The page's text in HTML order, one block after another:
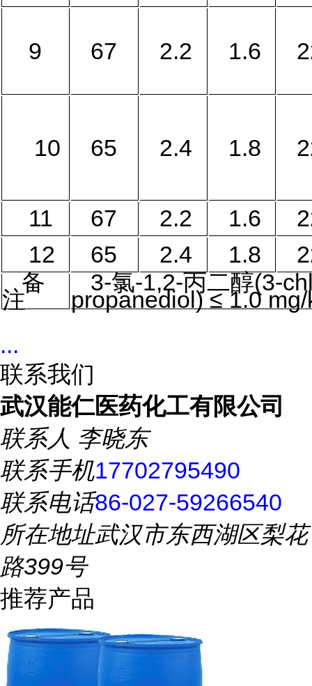
9 67 2.2 1.6
10 65 2.4 1.8
11 67 2.2 1.6
12
65 2.4 1.8
备
注
3-氯-1,2-丙二醇(3-
propanediol)≤1.0
...
联系我们
武汉能仁医药化工有限公司
联系人 李晓东
联系手机17702795490
联系电话86-027-59266540
所在地址武汉市东西湖区梨花
路399号
推荐产品